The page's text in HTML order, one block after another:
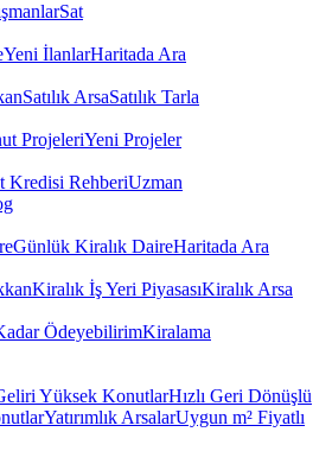
Sat
Yeni İlanlarHaritada Ara
Satılık ArsaSatılık Tarla
ProjeleriYeni Projeler
Kredisi RehberiUzman
Günlük Kiralık DaireHaritada Ara
Kiralık İş Yeri PiyasasıKiralık Arsa
ÖdeyebilirimKiralama
Yüksek KonutlarHızlı Geri Dönüşlü
Yatırımlık ArsalarUygun m² Fiyatlı